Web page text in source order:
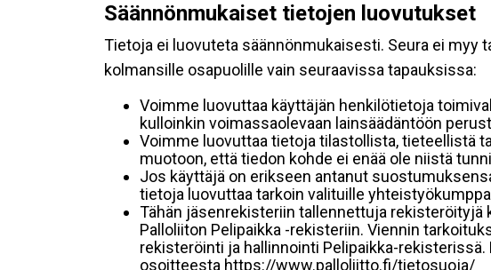
Säännönmukaiset tietojen luovutukset
Tietoja ei luovuteta säännönmukaisesti. Seura ei myy
kolmansille osapuolille vain seuraavissa tapauksissa:
Voimme luovuttaa käyttäjän henkilötietoja
kulloinkin voimassaolevaan lainsäädäntöön
Voimme luovuttaa tietoja tilastollista, tieteellistä
muotoon, että tiedon kohde ei enää ole niistä
Jos käyttäjä on erikseen antanut
tietoja luovuttaa tarkoin valituille
Tähän jäsenrekisteriin tallennettuja rekisteröityjä
Palloliiton Pelipaikka -rekisteriin. Viennin
rekisteröinti ja hallinnointi Pelipaikka-
osoitteesta https://www.palloliitto.fi/tietosuoja/